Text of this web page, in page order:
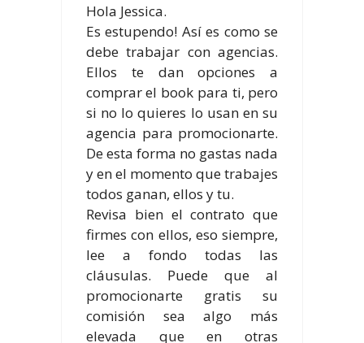
Hola Jessica.
Es estupendo! Así es como se
debe trabajar con agencias.
Ellos te dan opciones a
comprar el book para ti, pero
si no lo quieres lo usan en su
agencia para promocionarte.
De esta forma no gastas nada
y en el momento que trabajes
todos ganan, ellos y tu.
Revisa bien el contrato que
firmes con ellos, eso siempre,
lee a fondo todas las
cláusulas. Puede que al
promocionarte gratis su
comisión sea algo más
elevada que en otras